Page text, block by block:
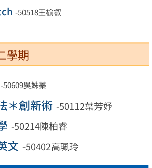
-50518王榆叡
學期
-50609吳姝蓁
＊創新術 -50112葉芳妤
-50214陳柏睿
文 -50402高珮玲